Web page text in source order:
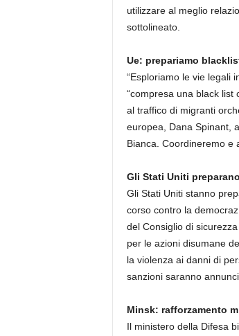
utilizzare al meglio
sottolineato.
Ue: prepariamo
“Esploriamo le vie legali
“compresa una black
al traffico di migranti
europea, Dana Spinant,
Bianca. Coordineremo e
Gli Stati Uniti
Gli Stati Uniti stanno
corso contro la
del Consiglio di
per le azioni disumane
la violenza ai danni di
sanzioni saranno
Minsk: rafforzamento
Il ministero della Difesa